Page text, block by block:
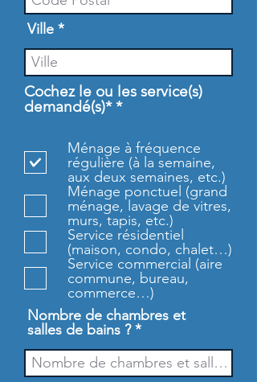
Ville
Cochez le ou les service(s)
demandé(s)* *O
g
a
t
o
i
r
e
Ménage à fréquence
régulière (à la semaine,
aux deux semaines, etc.)
Ménage ponctuel (grand
ménage, lavage de vitres,
murs, tapis, etc.)
Service résidentiel
(maison, condo, chalet…)
Service commercial (aire
commune, bureau,
commerce…)
Nombre de chambres et
salles de bains ?